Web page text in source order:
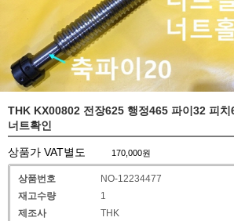
THK KX00802 전장625 행정465 파이32 피치
너트확인
상품가 VAT별도 170,000원
상품번호
NO-12234477
재고수량
1
제조사
THK